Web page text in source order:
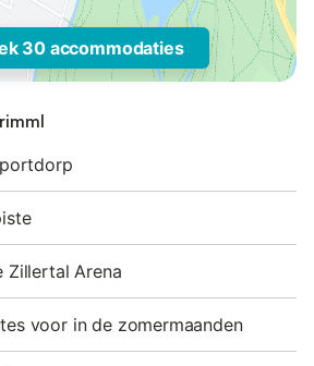
30 accommodaties
Zillertal Arena
voor in de zomermaanden